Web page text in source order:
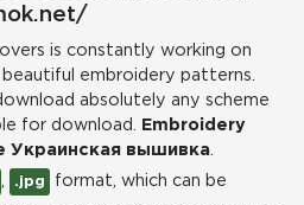
is constantly working on
embroidery patterns.
absolutely any scheme
for download.
Embroidery
Украинская вышивка
.jpg format, which can be